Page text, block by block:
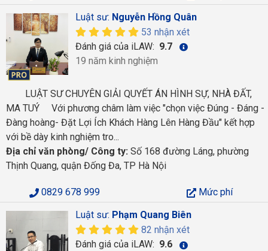
Luật sư: Nguyễn Hồng Quân
53 nhận xét
Đánh giá của iLAW: 9.7
19 năm kinh nghiệm
LUẬT SƯ CHUYÊN GIẢI QUYẾT ÁN HÌNH SỰ, NHÀ ĐẤT,
MA TUÝ Với phương châm làm việc "chọn việc Đúng - Đáng -
Đàng hoàng- Đặt Lợi Ích Khách Hàng Lên Hàng Đầu" kết hợp
với bề dày kinh nghiệm tro...
Địa chỉ văn phòng/ Công ty: Số 168 đường Láng, phường
Thịnh Quang, quận Đống Đa, TP Hà Nội
0829 678 999
Mức phí
Luật sư: Phạm Quang Biên
82 nhận xét
Đánh giá của iLAW: 9.6